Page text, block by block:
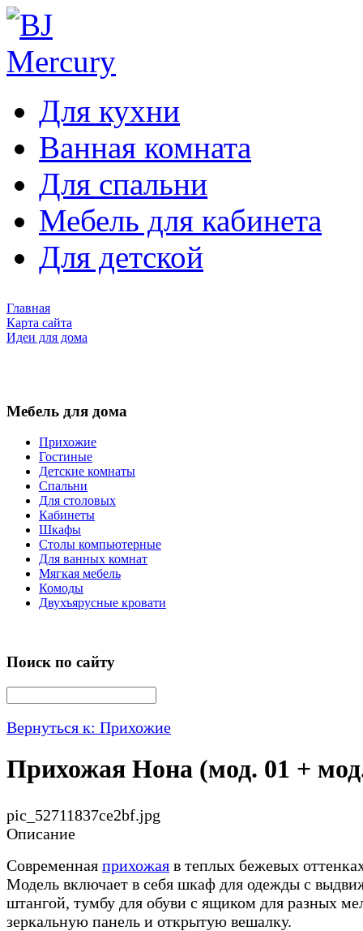
Для кухни
Ванная комната
Для спальни
Мебель для кабинета
Для детской
Главная
Карта сайта
Идеи для дома
Мебель для дома
Прихожие
Гостиные
Детские комнаты
Спальни
Для столовых
Кабинеты
Шкафы
Столы компьютерные
Для ванных комнат
Мягкая мебель
Комоды
Двухъярусные кровати
Поиск по сайту
Вернуться к: Прихожие
Прихожая Нона (мод. 01 +
pic_52711837ce2bf.jpg
Описание
Современная прихожая в теплых бежевых
Модель включает в себя шкаф для одежды с
штангой, тумбу для обуви с ящиком для разных
зеркальную панель и открытую вешалку.